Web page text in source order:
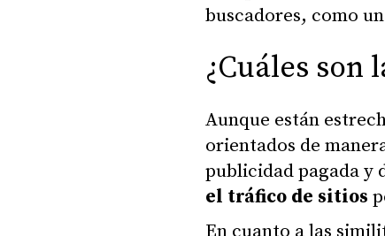
buscadores, como un
¿Cuáles son
Aunque están
orientados de
publicidad pagada y
el tráfico de sitios